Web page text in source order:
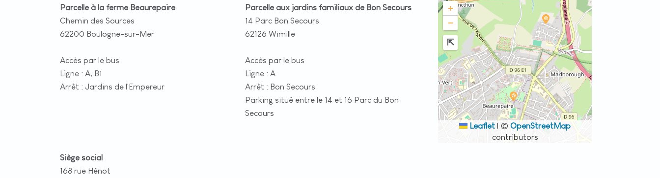
Parcelle à la ferme Beaurepaire
Chemin des Sources
62200 Boulogne-sur-Mer
Accès par le bus
Ligne : A, B1
Arrêt : Jardins de l'Empereur
Parcelle aux jardins familiaux de Bon Secours
14 Parc Bon Secours
62126 Wimille
Accès par le bus
Ligne : A
Arrêt : Bon Secours
Parking situé entre le 14 et 16 Parc du Bon
Secours
+
−
Leaflet ©OpenStreetMap
contributors
Siège social
168 rue Hénot